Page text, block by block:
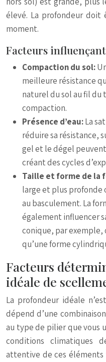
élevé. La profondeur doit
moment.
Facteurs
Compaction du sol:
meilleure résistance
naturel du sol au fil du
compaction.
Présence d’eau:La
réduire sa résistance,
gel et le dégel
créant des cycles
Taille et forme de la
large et plus profonde
au basculement. La
également influencer
conique, par
qu’une forme
Facteurs
idéale de
La profondeur idéale
dépend d’une
au type de pilier que vous
conditions climatiques
attentive de ces